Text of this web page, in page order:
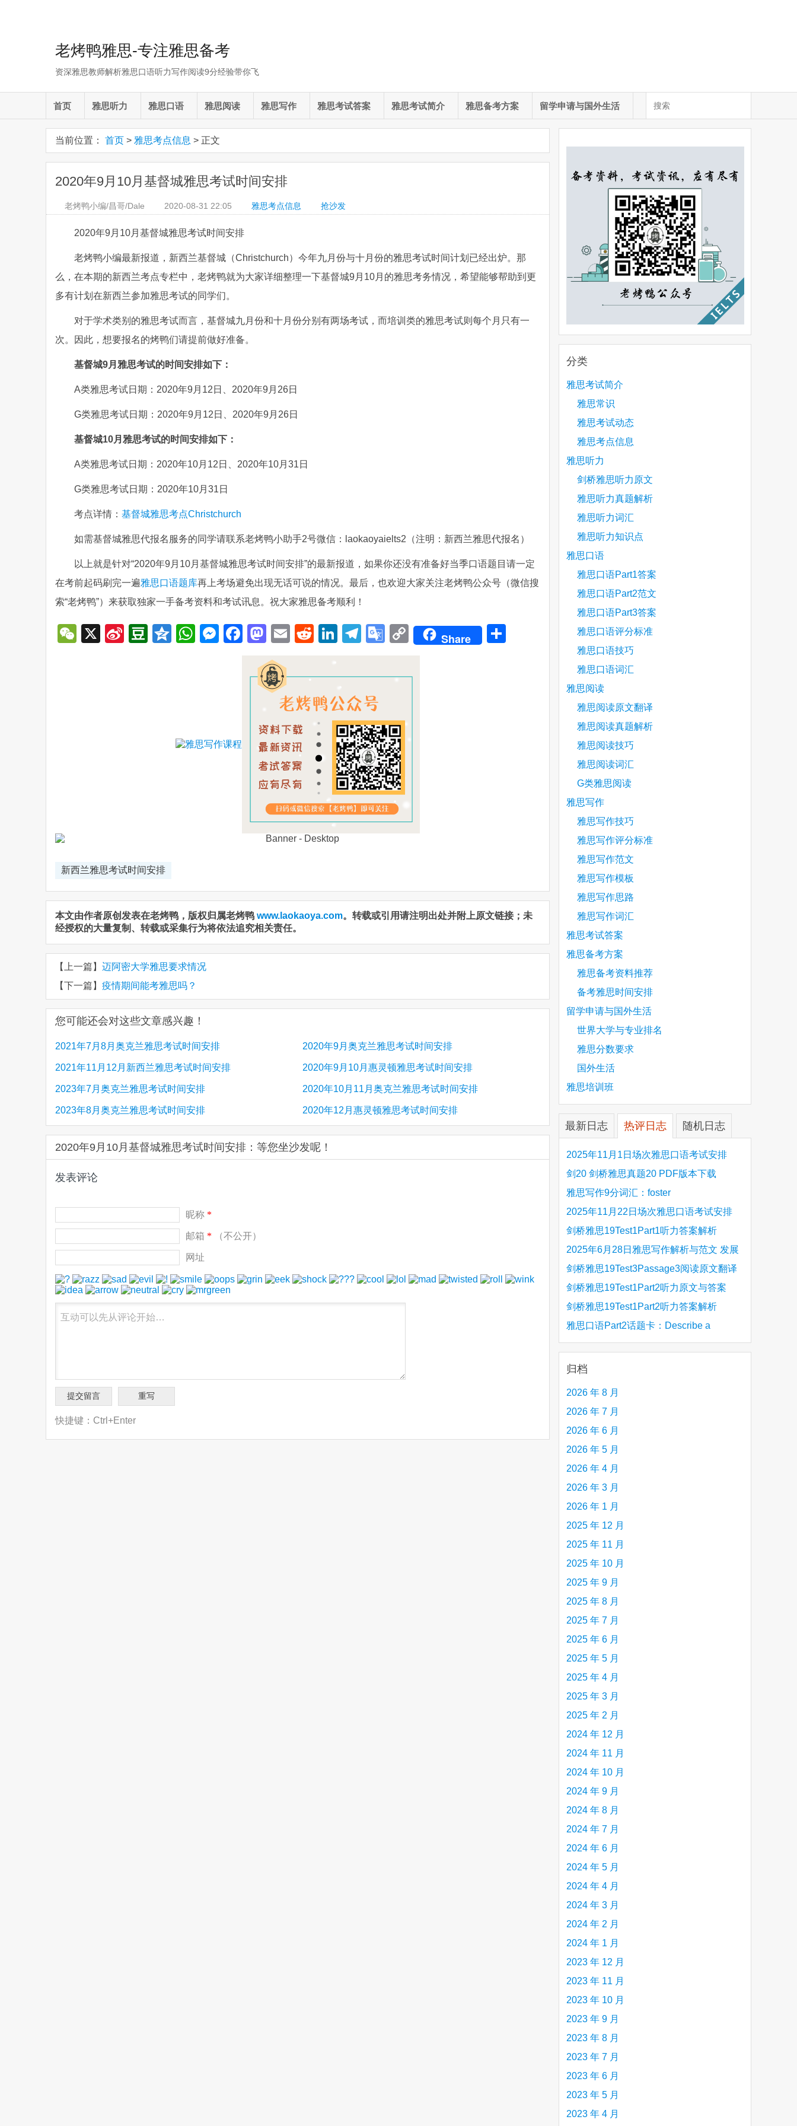
老烤鸭雅思-专注雅思备考
资深雅思教师解析雅思口语听力写作阅读9分经验带你飞
首页 雅思听力 雅思口语 雅思阅读 雅思写作 雅思考试答案 雅思考试简介 雅思备考方案 留学申请与国外生活
当前位置： 首页 > 雅思考点信息 > 正文
2020年9月10月基督城雅思考试时间安排
老烤鸭小编/昌哥/Dale 2020-08-31 22:05 雅思考点信息 抢沙发
2020年9月10月基督城雅思考试时间安排
老烤鸭小编最新报道，新西兰基督城（Christchurch）今年九月份与十月份的雅思考试时间计划已经出炉。那
么，在本期的新西兰考点专栏中，老烤鸭就为大家详细整理一下基督城9月10月的雅思考务情况，希望能够帮助到更
多有计划在新西兰参加雅思考试的同学们。
对于学术类别的雅思考试而言，基督城九月份和十月份分别有两场考试，而培训类的雅思考试则每个月只有一
次。因此，想要报名的烤鸭们请提前做好准备。
基督城9月雅思考试的时间安排如下：
A类雅思考试日期：2020年9月12日、2020年9月26日
G类雅思考试日期：2020年9月12日、2020年9月26日
基督城10月雅思考试的时间安排如下：
A类雅思考试日期：2020年10月12日、2020年10月31日
G类雅思考试日期：2020年10月31日
考点详情： 基督城雅思考点Christchurch
如需基督城雅思代报名服务的同学请联系老烤鸭小助手2号微信：laokaoyaielts2（注明：新西兰雅思代报名）
以上就是针对“2020年9月10月基督城雅思考试时间安排”的最新报道，如果你还没有准备好当季口语题目请一定
在考前起码刷完一遍雅思口语题库再上考场避免出现无话可说的情况。最后，也欢迎大家关注老烤鸭公众号（微信搜
索“老烤鸭”）来获取独家一手备考资料和考试讯息。祝大家雅思备考顺利！
WeChat
X
SinaDouban
QzoneWhatsApp
Messenger
Facebook
Mastodon
EmailRedditLinkedIn
Telegram
Google
CopyShare
新西兰雅思考试时间安排
本文由作者原创发表在老烤鸭，版权归属老烤鸭 www.laokaoya.com。转载或引用请注明出处并附上原文链接；未
经授权的大量复制、转载或采集行为将依法追究相关责任。
【上一篇】 迈阿密大学雅思要求情况
【下一篇】 疫情期间能考雅思吗？
您可能还会对这些文章感兴趣！
2021年7月8月奥克兰雅思考试时间安排 2020年9月奥克兰雅思考试时间安排
2021年11月12月新西兰雅思考试时间安排 2020年9月10月惠灵顿雅思考试时间安排
2023年7月奥克兰雅思考试时间安排 2020年10月11月奥克兰雅思考试时间安排
2023年8月奥克兰雅思考试时间安排 2020年12月惠灵顿雅思考试时间安排
2020年9月10月基督城雅思考试时间安排：等您坐沙发呢！
发表评论
昵称 *
邮箱 * （不公开）
网址
快捷键：Ctrl+Enter
分类
雅思考试简介
雅思常识
雅思考试动态
雅思考点信息
雅思听力
剑桥雅思听力原文
雅思听力真题解析
雅思听力词汇
雅思听力知识点
雅思口语
雅思口语Part1答案
雅思口语Part2范文
雅思口语Part3答案
雅思口语评分标准
雅思口语技巧
雅思口语词汇
雅思阅读
雅思阅读原文翻译
雅思阅读真题解析
雅思阅读技巧
雅思阅读词汇
G类雅思阅读
雅思写作
雅思写作技巧
雅思写作评分标准
雅思写作范文
雅思写作模板
雅思写作思路
雅思写作词汇
雅思考试答案
雅思备考方案
雅思备考资料推荐
备考雅思时间安排
留学申请与国外生活
世界大学与专业排名
雅思分数要求
国外生活
雅思培训班
最新日志 热评日志 随机日志
2025年11月1日场次雅思口语考试安排
剑20 剑桥雅思真题20 PDF版本下载
雅思写作9分词汇：foster
2025年11月22日场次雅思口语考试安排
剑桥雅思19Test1Part1听力答案解析
Hinchingbrooke Country Park
2025年6月28日雅思写作解析与范文 发展
旅游业 手把手带你写高分范文
剑桥雅思19Test3Passage3阅读原文翻译
Is the era of artificial speech translation
upon us 人工智能语言翻译
剑桥雅思19Test1Part2听力原文与答案
Stanthorpe Twinning Association
剑桥雅思19Test1Part2听力答案解析
Stanthorpe Twinning Association
雅思口语Part2话题卡：Describe a
creative person (e.g. an artist, a musician,
etc.) you admire 钦佩的有创造力的人
归档
2026 年 8 月
2026 年 7 月
2026 年 6 月
2026 年 5 月
2026 年 4 月
2026 年 3 月
2026 年 1 月
2025 年 12 月
2025 年 11 月
2025 年 10 月
2025 年 9 月
2025 年 8 月
2025 年 7 月
2025 年 6 月
2025 年 5 月
2025 年 4 月
2025 年 3 月
2025 年 2 月
2024 年 12 月
2024 年 11 月
2024 年 10 月
2024 年 9 月
2024 年 8 月
2024 年 7 月
2024 年 6 月
2024 年 5 月
2024 年 4 月
2024 年 3 月
2024 年 2 月
2024 年 1 月
2023 年 12 月
2023 年 11 月
2023 年 10 月
2023 年 9 月
2023 年 8 月
2023 年 7 月
2023 年 6 月
2023 年 5 月
2023 年 4 月